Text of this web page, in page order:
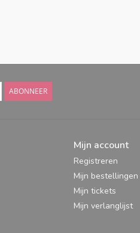
ABONNEER
Mijn account
Registreren
Mijn bestellingen
Mijn tickets
Mijn verlanglijst